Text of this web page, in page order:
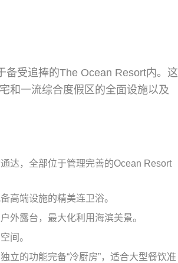
备受追捧的The Ocean Resort内。这
和一流综合度假区的全面设施以及
达，全部位于管理完善的Ocean Resort
高端设施的精美连卫浴。
外露台，最大化利用海滨美景。
间。
立的功能完备“冷厨房”，适合大型餐饮准